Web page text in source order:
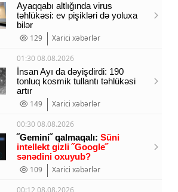
Ayaqqabı altlığında virus
təhlükəsi: ev pişikləri də yoluxa
bilər
129
Xarici xəbərlər
01:30 08.08.2026
İnsan Ayı da dəyişdirdi: 190
tonluq kosmik tullantı təhlükəsi
artır
149
Xarici xəbərlər
00:30 08.08.2026
˝Gemini˝ qalmaqalı: Süni
intellekt gizli ˝Google˝
sənədini oxuyub?
109
Xarici xəbərlər
00:12 08.08.2026